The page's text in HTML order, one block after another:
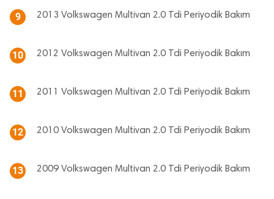
9 2013 Volkswagen Multivan 2.0 Tdi Periyodik Bakım
10 2012 Volkswagen Multivan 2.0 Tdi Periyodik Bakım
11 2011 Volkswagen Multivan 2.0 Tdi Periyodik Bakım
12 2010 Volkswagen Multivan 2.0 Tdi Periyodik Bakım
13 2009 Volkswagen Multivan 2.0 Tdi Periyodik Bakım